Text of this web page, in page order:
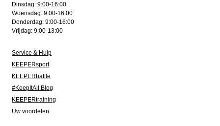
Dinsdag: 9:00-16:00
Woensdag: 9:00-16:00
Donderdag: 9:00-16:00
Vrijdag: 9:00-13:00
Service & Hulp
KEEPERsport
KEEPERbattle
#KeepItAll Blog
KEEPERtraining
Uw voordelen